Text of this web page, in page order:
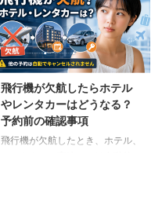
ご飯のお供、やわらか食などの候
補をわかりやすく解説します。
飛行機が欠航したらホテル
やレンタカーはどうなる？
予約前の確認事項
飛行機が欠航したとき、ホテル、